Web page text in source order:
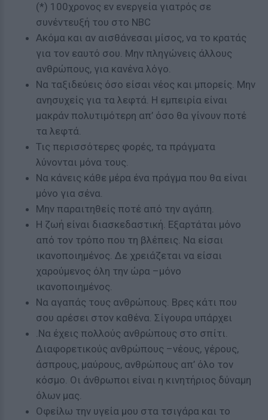
(*) 100χρονος εν ενεργεία γιατρός σε
συνέντευξή του στο NBC
Ακόμα και αν αισθάνεσαι μίσος, να το κρατάς
για τον εαυτό σου. Μην πληγώνεις άλλους
ανθρώπους, για κανένα λόγο.
Να ταξιδεύεις όσο είσαι νέος και μπορείς. Μην
ανησυχείς για τα λεφτά. Η εμπειρία είναι
μακράν πολυτιμότερη απ’ όσο θα γίνουν ποτέ
τα λεφτά.
Τις περισσότερες φορές, τα πράγματα
λύνονται μόνα τους.
Να κάνεις κάθε μέρα ένα πράγμα που θα είναι
μόνο για σένα.
Μην παραιτηθείς ποτέ από την αγάπη.
Η ζωή είναι διασκεδαστική. Εξαρτάται μόνο
από τον τρόπο που τη βλέπεις. Να είσαι
ικανοποιημένος. Δε χρειάζεται να είσαι
χαρούμενος όλη την ώρα –μόνο
ικανοποιημένος.
Να αγαπάς τους ανθρώπους. Βρες κάτι που
σου αρέσει στον καθένα. Σίγουρα υπάρχει
.Να έχεις πολλούς ανθρώπους στο σπίτι.
Διαφορετικούς ανθρώπους –νέους, γέρους,
άσπρους, μαύρους, ανθρώπους απ’ όλο τον
κόσμο. Οι άνθρωποι είναι η κινητήριος δύναμη
όλων μας.
Οφείλω την υγεία μου στα τσιγάρα και το